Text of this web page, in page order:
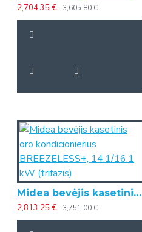
2,704.35 € 3,605.80 €
Midea bevėjis kasetinis oro kondicionierius BREEZELESS+, 14.1/16.1 kW (trifazis)
2,813.25 € 3,751.00 €